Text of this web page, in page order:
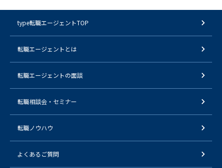
type転職エージェントTOP
転職エージェントとは
転職エージェントの面談
転職相談会・セミナー
転職ノウハウ
よくあるご質問